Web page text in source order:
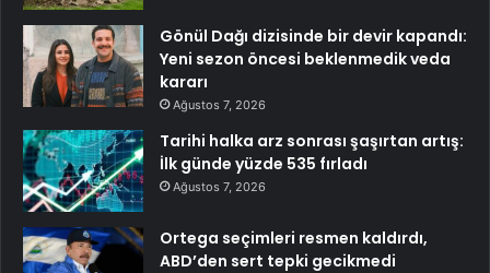
Gönül Dağı dizisinde bir devir kapandı:
Yeni sezon öncesi beklenmedik veda
kararı
Ağustos 7, 2026
Tarihi halka arz sonrası şaşırtan artış:
İlk günde yüzde 535 fırladı
Ağustos 7, 2026
Ortega seçimleri resmen kaldırdı,
ABD’den sert tepki gecikmedi